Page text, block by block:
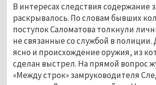
В интересах следствия содержание
раскрывалось. По словам бывших
поступок Саломатова толкнули
не связанные со службой в полиции.
ясно и происхождение оружия, из
сделан выстрел. На прямой вопрос
«Между строк» замруководителя